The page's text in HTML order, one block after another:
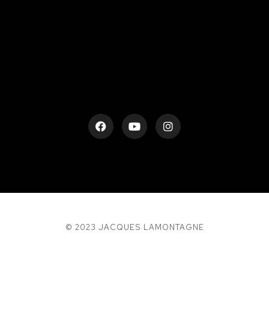
© 2023 JACQUES LAMONTAGNE